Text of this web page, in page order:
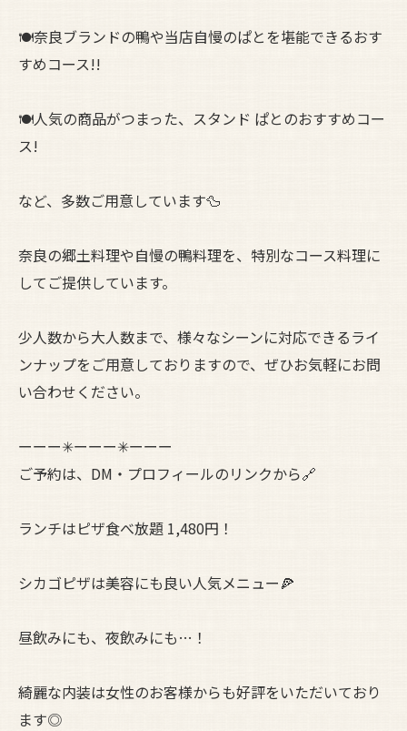
🍽奈良ブランドの鴨や当店自慢のぱとを堪能できるおす
すめコース!!
🍽人気の商品がつまった、スタンド ぱとのおすすめコー
ス!
など、多数ご用意しています🦆
奈良の郷土料理や自慢の鴨料理を、特別なコース料理に
してご提供しています。
少人数から大人数まで、様々なシーンに対応できるライ
ンナップをご用意しておりますので、ぜひお気軽にお問
い合わせください。
ーーー✳︎ーーー✳︎ーーー
ご予約は、DM・プロフィールのリンクから🔗
ランチはピザ食べ放題 1,480円！
シカゴピザは美容にも良い人気メニュー🍕
昼飲みにも、夜飲みにも…！
綺麗な内装は女性のお客様からも好評をいただいており
ます◎